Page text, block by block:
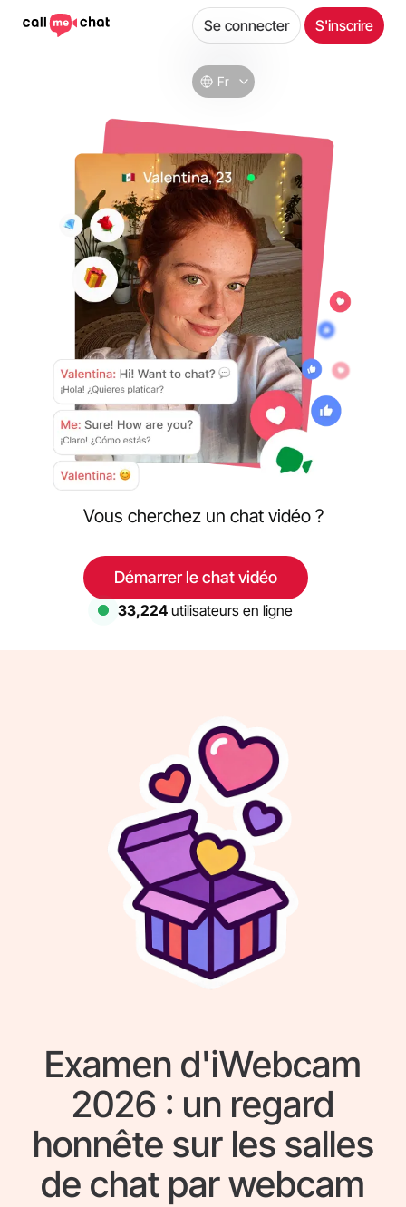
Fr
Se connecter S'inscrire
Vous cherchez un chat vidéo ?
Démarrer le chat vidéo
33,224 utilisateurs en ligne
Examen d'iWebcam
2026 : un regard
honnête sur les salles
de chat par webcam